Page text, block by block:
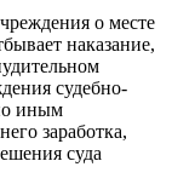
о месте
наказание,
судебно-
иным
заработка,
суда